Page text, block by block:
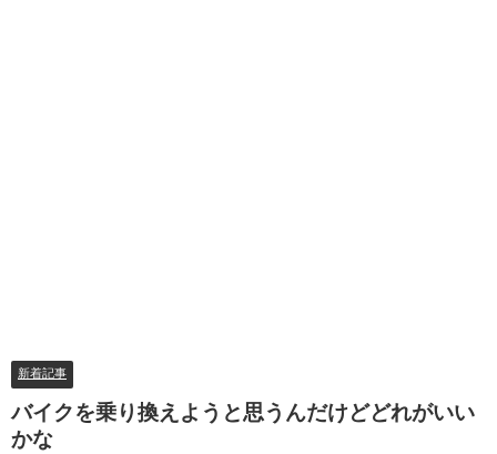
新着記事
バイクを乗り換えようと思うんだけどどれがいい
かな